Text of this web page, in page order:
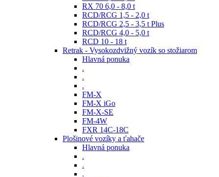
RX 70 6,0 - 8,0 t
RCD/RCG 1,5 - 2,0 t
RCD/RCG 2,5 - 3,5 t Plus
RCD/RCG 4,0 - 5,0 t
RCD 10 - 18 t
Retrak - Vysokozdvižný vozík so stožiarom
Hlavná ponuka
.
.
.
FM-X
FM-X iGo
FM-X-SE
FM-4W
FXR 14C-18C
Plošinové vozíky a ťahače
Hlavná ponuka
.
.
.